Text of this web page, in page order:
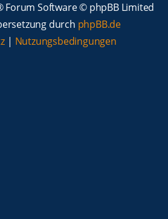
Forum Software © phpBB Limited
durch phpBB.de
| Nutzungsbedingungen